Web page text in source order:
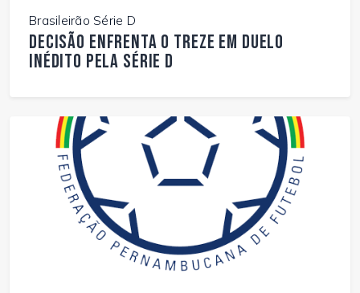
Brasileirão Série D
Decisão enfrenta o Treze em duelo
inédito pela Série D